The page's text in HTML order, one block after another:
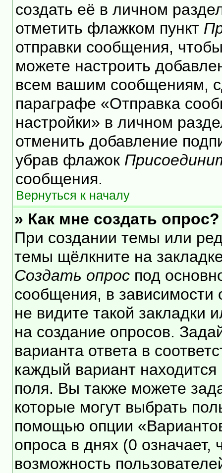
создать её в личном
отметить флажком пункт
отправки сообщения,
можете настроить
всем вашим сообщениям,
параграфе «Отправка
настройки» в личном
отменить добавление
убрав флажок
сообщения.
Вернуться к началу
» Как мне создать опрос?
При создании темы или
темы щёлкните на
Создать опрос под
сообщения, в зависимости
не видите такой
на создание опросов.
варианта ответа в
каждый вариант находится
поля. Вы также можете
которые могут выбрать
помощью опции
опроса в днях (0 означает,
возможность